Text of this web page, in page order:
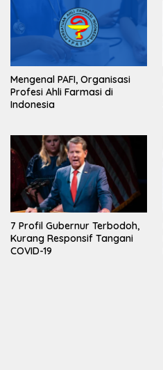
Mengenal PAFI, Organisasi
Profesi Ahli Farmasi di
Indonesia
7 Profil Gubernur Terbodoh,
Kurang Responsif Tangani
COVID-19